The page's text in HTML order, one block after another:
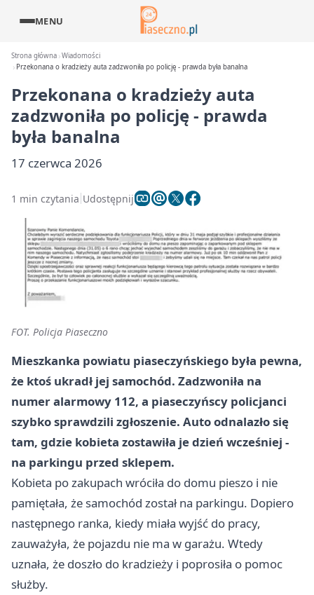
MENU
Strona główna Wiadomości
Przekonana o kradzieży auta zadzwoniła po policję - prawda była banalna
Przekonana o kradzieży auta
zadzwoniła po policję - prawda
była banalna
17 czerwca 2026
1 min czytania Udostępnij
FOT. Policja Piaseczno
Mieszkanka powiatu piaseczyńskiego była pewna,
że ktoś ukradł jej samochód. Zadzwoniła na
numer alarmowy 112, a piaseczyńscy policjanci
szybko sprawdzili zgłoszenie. Auto odnalazło się
tam, gdzie kobieta zostawiła je dzień wcześniej -
na parkingu przed sklepem.
Kobieta po zakupach wróciła do domu pieszo i nie
pamiętała, że samochód został na parkingu. Dopiero
następnego ranka, kiedy miała wyjść do pracy,
zauważyła, że pojazdu nie ma w garażu. Wtedy
uznała, że doszło do kradzieży i poprosiła o pomoc
służby.